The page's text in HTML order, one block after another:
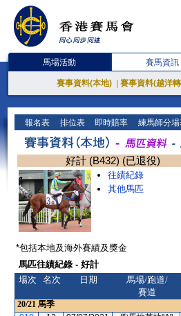
馬場活動 賽馬資訊
賽事資料(本地) 賽事資料(越洋
報名表 排位表 即時賠率 練馬師分
好計 (B432) (已退役)
往績紀錄
其他馬匹
*包括本地及海外賽績及獎金
馬匹往績紀錄 - 好計
場次
名次 日期
馬場/跑道/
賽道
20/21 馬季